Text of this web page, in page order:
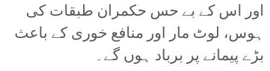
اور اس کے بے حس حکمران طبقات کی
ہوس، لوٹ مار اور منافع خوری کے باعث
بڑے پیمانے پر برباد ہوں گے۔